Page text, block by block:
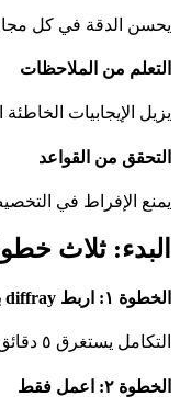
يحسن الدقة في كل
التعلم من الملاحظات
يزيل الإيجابيات الخاطئة
التحقق من القواعد
يمنع الإفراط في
البدء: ثلاث
الخطوة ١: اربط diffray بمستودعك
التكامل يستغرق ٥ دقائق عبر GitHub App أو GitLab webhook.
الخطوة ٢: اعمل فقط